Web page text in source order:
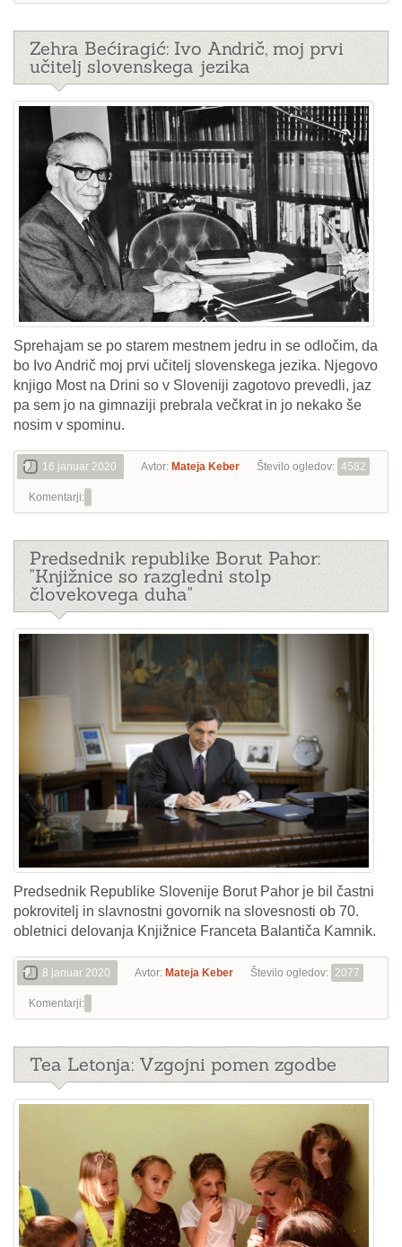
Zehra Bećiragić: Ivo Andrič, moj prvi
učitelj slovenskega jezika
Sprehajam se po starem mestnem jedru in se odločim, da
bo Ivo Andrič moj prvi učitelj slovenskega jezika. Njegovo
knjigo Most na Drini so v Sloveniji zagotovo prevedli, jaz
pa sem jo na gimnaziji prebrala večkrat in jo nekako še
nosim v spominu.
16 januar 2020 Avtor: Mateja Keber Število ogledov: 4582
Komentarji:
Predsednik republike Borut Pahor:
"Knjižnice so razgledni stolp
človekovega duha"
Predsednik Republike Slovenije Borut Pahor je bil častni
pokrovitelj in slavnostni govornik na slovesnosti ob 70.
obletnici delovanja Knjižnice Franceta Balantiča Kamnik.
8 januar 2020 Avtor: Mateja Keber Število ogledov: 2077
Komentarji:
Tea Letonja: Vzgojni pomen zgodbe